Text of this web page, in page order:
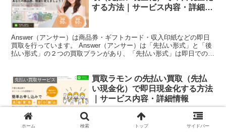
する方法｜サービス内容・詳細情
Answer（アンサー）は商品券・ギフトカード・収入印紙などの即日
買取を行っています。 Answer（アンサー）は「先払い形式」と「後
払い形式」の２つの買取プランがあり、「先払い形式」は即日での現
先払い買取サービス
買取ラモン の先払い買取（先払
い現金化）で即日現金化する方法
｜サービス内容・詳細情報
買取ラモンは未使用の商品券・収入印紙・ギフトカードなどの即日買
ホーム 検索 トップ サイドバー